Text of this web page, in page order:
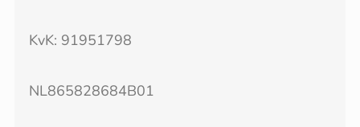
KvK: 91951798
NL865828684B01